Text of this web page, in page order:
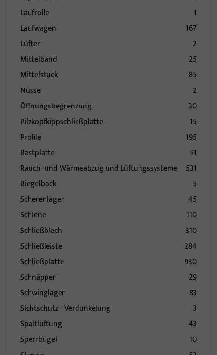
Laufrolle
1
Laufwagen
167
Lüfter
2
Mittelband
25
Mittelstück
85
Nüsse
2
Öffnungsbegrenzung
30
Pilzkopfkippschließplatte
15
Profile
195
Rastplatte
51
Rauch- und Wärmeabzug und Lüftungssysteme
531
Riegelbock
5
Scherenlager
45
Schiene
110
Schließblech
310
Schließleiste
284
Schließplatte
930
Schnäpper
29
Schwinglager
83
Sichtschutz - Verdunkelung
3
Spaltlüftung
43
Sperrbügel
10